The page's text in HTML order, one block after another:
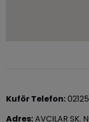
Kuför Telefon:
Adres:AVCILAR SK.